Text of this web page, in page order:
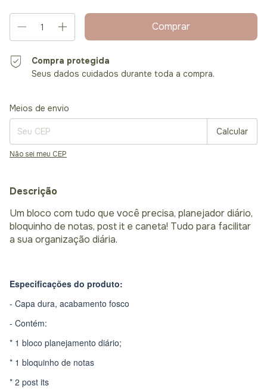
Compra protegida
Seus dados cuidados durante toda a compra.
Entregas para o CEP:
Meios de envio
Calcular
Não sei meu CEP
Descrição
Um bloco com tudo que você precisa, planejador diário,
bloquinho de notas, post it e caneta! Tudo para facilitar
a sua organização diária.
Especificações do produto:
- Capa dura, acabamento fosco
- Contém:
* 1 bloco planejamento diário;
* 1 bloquinho de notas
* 2 post its